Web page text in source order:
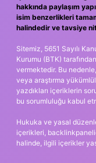
hakkında paylaşım
isim benzerlikleri
halindedir ve tavsiye
Sitemiz, 5651 Sayılı
Kurumu (BTK)
vermektedir. Bu
veya araştırma
yazdıkları içeriklerin
bu sorumluluğu kabul
Hukuka ve yasal
içerikleri,
halinde, ilgili içerikler